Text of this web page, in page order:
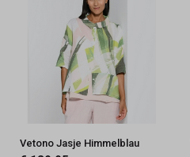
Vetono Jasje Himmelblau